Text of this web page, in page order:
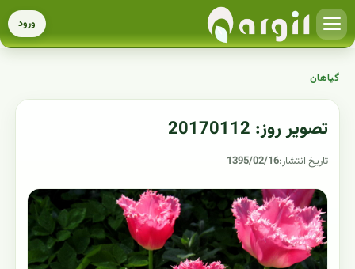
ورود
گیاهان
تصویر روز: 20170112
تاریخ انتشار:1395/02/16